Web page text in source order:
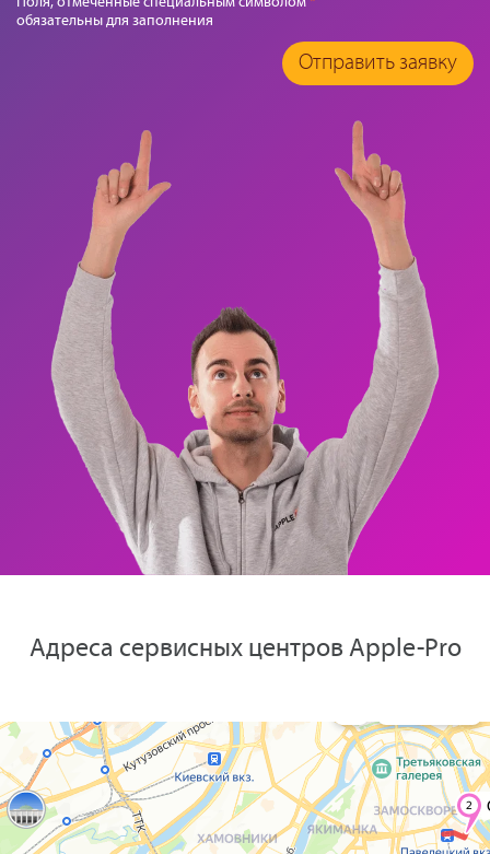
обязательны для заполнения
Отправить заявку
Адреса сервисных центров Apple-Pro